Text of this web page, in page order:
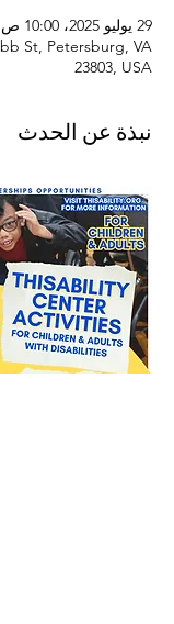
29 يوليو 2025، 10:00 ص – 30 يوليو 2026، 2:00 م
St, Petersburg, VA
23803, USA
نبذة عن الحدث